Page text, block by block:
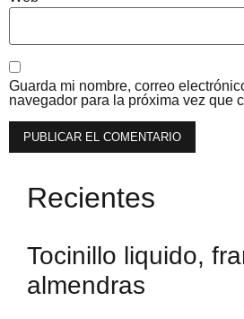
Guarda mi nombre, correo
navegador para la próxima vez que
Recientes
Tocinillo liquido,
almendras